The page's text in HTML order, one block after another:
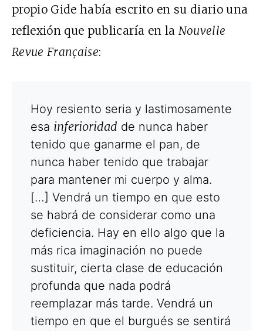
propio Gide había escrito en su diario una
reflexión que publicaría en la Nouvelle
Revue Française:
Hoy resiento seria y lastimosamente
esa inferioridad de nunca haber
tenido que ganarme el pan, de
nunca haber tenido que trabajar
para mantener mi cuerpo y alma.
[…] Vendrá un tiempo en que esto
se habrá de considerar como una
deficiencia. Hay en ello algo que la
más rica imaginación no puede
sustituir, cierta clase de educación
profunda que nada podrá
reemplazar más tarde. Vendrá un
tiempo en que el burgués se sentirá